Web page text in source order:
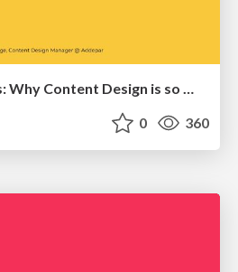
Breaking role norms: Why Content Design is so much more than writing copy - Taylor Woolridge
0 360